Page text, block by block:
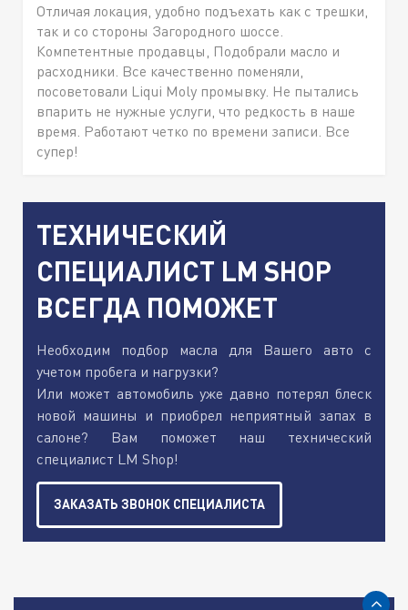
Отличая локация, удобно подъехать как с трешки,
так и со стороны Загородного шоссе.
Компетентные продавцы, Подобрали масло и
расходники. Все качественно поменяли,
посоветовали Liqui Moly промывку. Не пытались
впарить не нужные услуги, что редкость в наше
время. Работают четко по времени записи. Все
супер!
ТЕХНИЧЕСКИЙ
СПЕЦИАЛИСТ LM SHOP
ВСЕГДА ПОМОЖЕТ
Необходим подбор масла для Вашего авто с
учетом пробега и нагрузки?
Или может автомобиль уже давно потерял блеск
новой машины и приобрел неприятный запах в
салоне? Вам поможет наш технический
специалист LM Shop!
ЗАКАЗАТЬ ЗВОНОК СПЕЦИАЛИСТА